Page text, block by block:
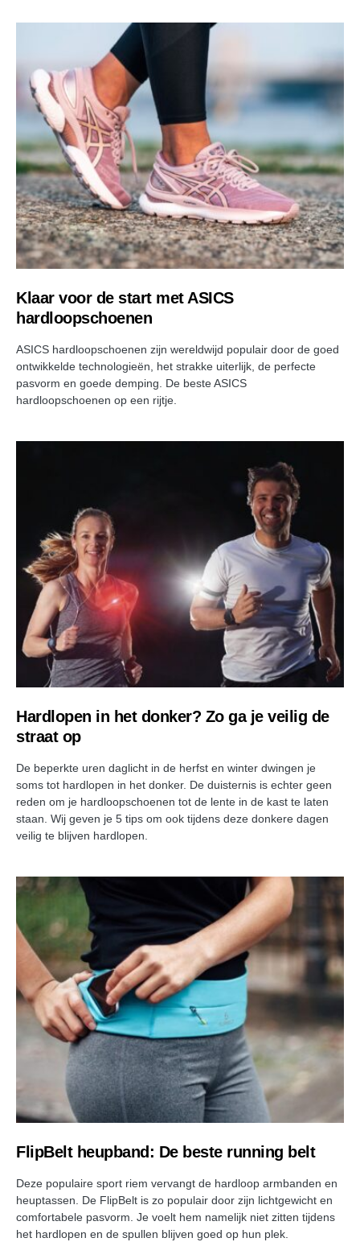
Klaar voor de start met ASICS
hardloopschoenen
ASICS hardloopschoenen zijn wereldwijd populair door de goed
ontwikkelde technologieën, het strakke uiterlijk, de perfecte
pasvorm en goede demping. De beste ASICS
hardloopschoenen op een rijtje.
Hardlopen in het donker? Zo ga je veilig de
straat op
De beperkte uren daglicht in de herfst en winter dwingen je
soms tot hardlopen in het donker. De duisternis is echter geen
reden om je hardloopschoenen tot de lente in de kast te laten
staan. Wij geven je 5 tips om ook tijdens deze donkere dagen
veilig te blijven hardlopen.
FlipBelt heupband: De beste running belt
Deze populaire sport riem vervangt de hardloop armbanden en
heuptassen. De FlipBelt is zo populair door zijn lichtgewicht en
comfortabele pasvorm. Je voelt hem namelijk niet zitten tijdens
het hardlopen en de spullen blijven goed op hun plek.